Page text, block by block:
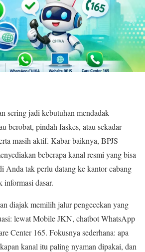
sering jadi kebutuhan mendadak
berobat, pindah faskes, atau sekadar
masih aktif. Kabar baiknya, BPJS
beberapa kanal resmi yang bisa
Anda tak perlu datang ke kantor cabang
informasi dasar.
diajak memilih jalur pengecekan yang
lewat Mobile JKN, chatbot WhatsApp
Center 165. Fokusnya sederhana: apa
kanal itu paling nyaman dipakai, dan